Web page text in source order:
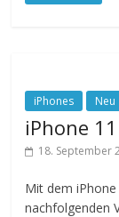
iPhones Neu
iPhone
18. September
Mit dem
nachfolgenden